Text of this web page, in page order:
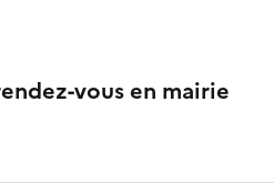
vous en mairie